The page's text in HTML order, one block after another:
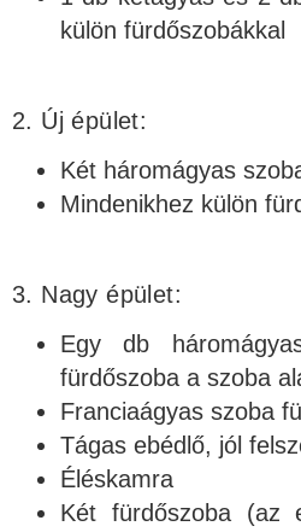
külön fürdőszobákkal
2. Új épület:
Két háromágyas
Mindenikhez külön
3. Nagy épület:
Egy db
fürdőszoba a szoba
Franciaágyas szoba
Tágas ebédlő, jól
Éléskamra
Két fürdőszoba (az